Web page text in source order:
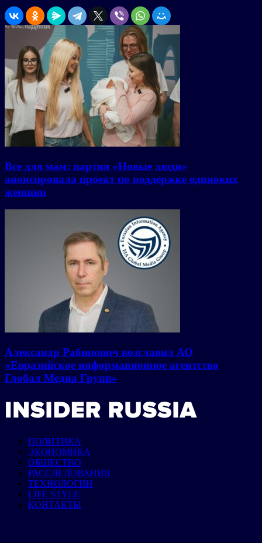
Все для мам: партия «Новые люди»
анонсировала проект по поддержке одиноких
женщин
Александр Рабинович возглавил АО
«Евразийское информационное агентство
Глобал Медиа Групп»
ПОЛИТИКА
ЭКОНОМИКА
ОБЩЕСТВО
РАССЛЕДОВАНИЯ
ТЕХНОЛОГИИ
LIFE STYLE
КОНТАКТЫ